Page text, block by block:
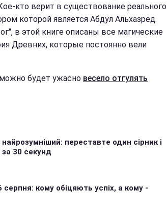
кто верит в существование реального
которой является Абдул Альхазред.
в этой книге описаны все магические
Древних, которые постоянно вели
можно будет ужасно весело отгулять
переставте один сірник і
30 секунд
серпня: кому обіцяють успіх, а кому -